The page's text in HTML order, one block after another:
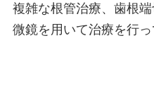
複雑な根管治療、歯根
微鏡を用いて治療を行っ